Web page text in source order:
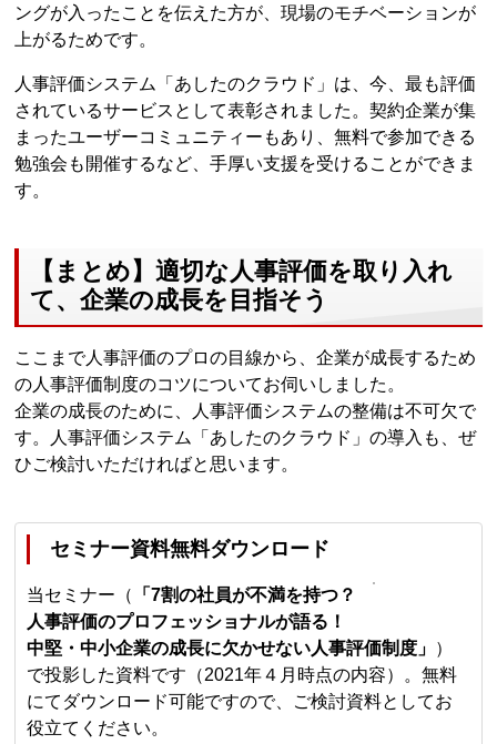
ングが入ったことを伝えた方が、現場のモチベーションが
上がるためです。
人事評価システム「あしたのクラウド」は、今、最も評価
されているサービスとして表彰されました。契約企業が集
まったユーザーコミュニティーもあり、無料で参加できる
勉強会も開催するなど、手厚い支援を受けることができま
す。
【まとめ】適切な人事評価を取り入れ
て、企業の成長を目指そう
ここまで人事評価のプロの目線から、企業が成長するため
の人事評価制度のコツについてお伺いしました。
企業の成長のために、人事評価システムの整備は不可欠で
す。人事評価システム「あしたのクラウド」の導入も、ぜ
ひご検討いただければと思います。
セミナー資料無料ダウンロード
当セミナー（
「7割の社員が不満を持つ？
人事評価のプロフェッショナルが語る！
中堅・中小企業の成長に欠かせない人事評価制度」 ）
で投影した資料です（2021年４月時点の内容）。無料
にてダウンロード可能ですので、ご検討資料としてお
役立てください。